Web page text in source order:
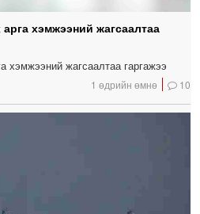
хэмжээний жагсаалтаа
жагсаалтаа гаргажээ
1 өдрийн өмнө 10